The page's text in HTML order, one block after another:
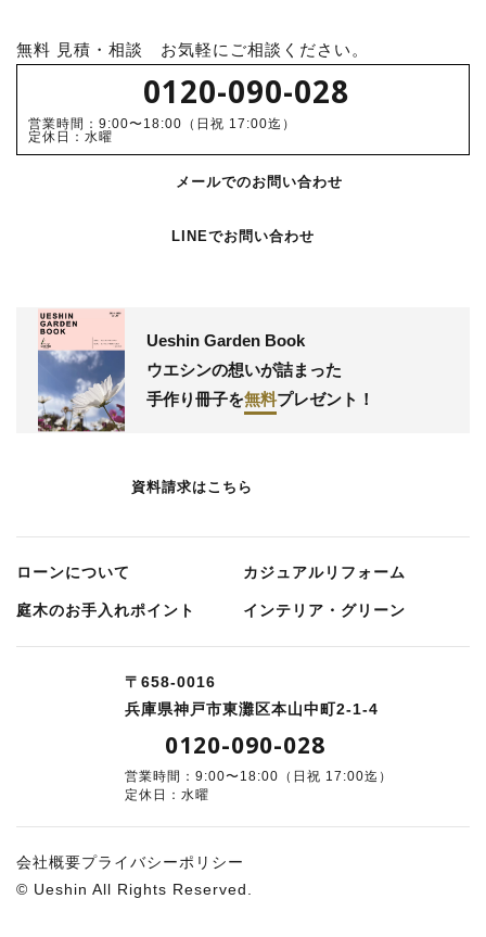
無料 見積・相談 お気軽にご相談ください。
0120-090-028
営業時間：9:00〜18:00（日祝 17:00迄）
定休日：水曜
メールでのお問い合わせ
LINEでお問い合わせ
Ueshin Garden Book
ウエシンの想いが詰まった
手作り冊子を無料プレゼント！
資料請求はこちら
ローンについて カジュアルリフォーム
庭⽊のお⼿⼊れポイント インテリア・グリーン
〒658-0016
兵庫県神戸市東灘区本山中町2-1-4
0120-090-028
営業時間：9:00〜18:00（日祝 17:00迄）
定休日：水曜
会社概要プライバシーポリシー
© Ueshin All Rights Reserved.